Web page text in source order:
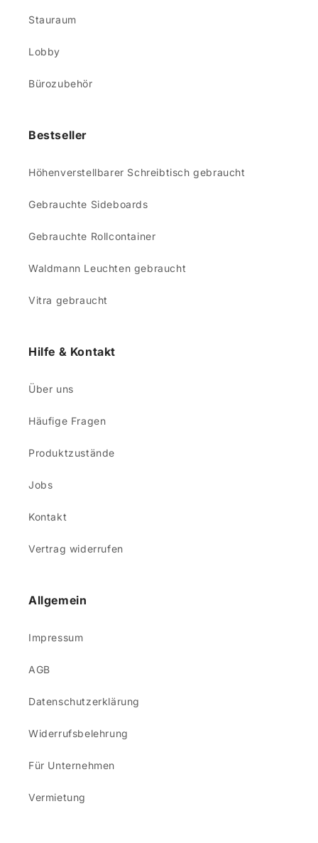
Stauraum
Lobby
Bürozubehör
Bestseller
Höhenverstellbarer Schreibtisch gebraucht
Gebrauchte Sideboards
Gebrauchte Rollcontainer
Waldmann Leuchten gebraucht
Vitra gebraucht
Hilfe & Kontakt
Über uns
Häufige Fragen
Produktzustände
Jobs
Kontakt
Vertrag widerrufen
Allgemein
Impressum
AGB
Datenschutzerklärung
Widerrufsbelehrung
Für Unternehmen
Vermietung